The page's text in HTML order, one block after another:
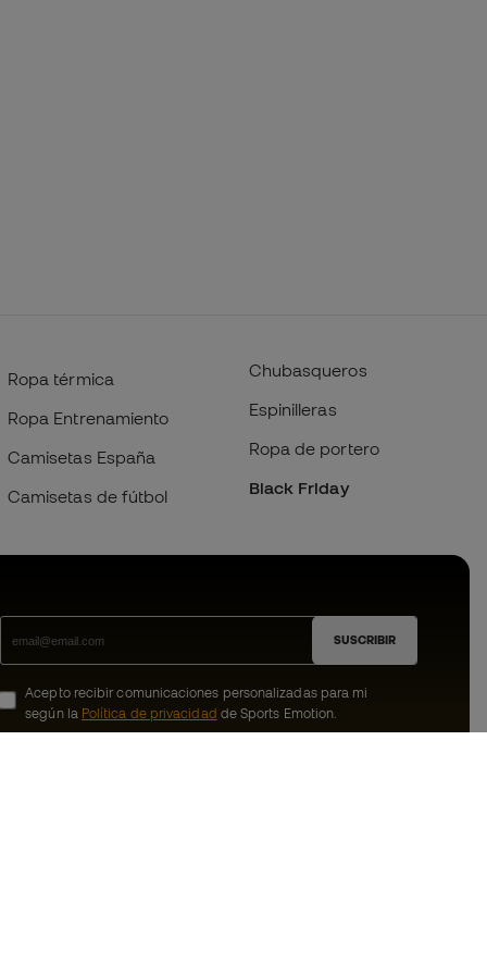
Ropa térmica
Ropa Entrenamiento
Camisetas España
Camisetas de fútbol
Chubasqueros
Espinilleras
Ropa de portero
Black Friday
SUSCRIBIR
Acepto recibir comunicaciones personalizadas para mi
según la Política de privacidad de Sports Emotion.